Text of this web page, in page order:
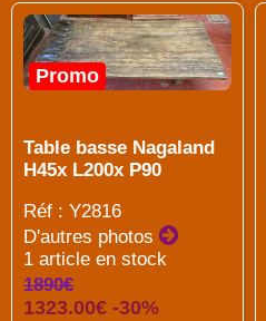
Promo
Table basse Nagaland
H45x L200x P90
Réf : Y2816
D'autres photos
1 article en stock
1890€
1323.00€ -30%